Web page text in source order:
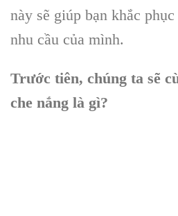
này sẽ giúp bạn khắc
nhu cầu của mình.
Trước tiên, chúng ta sẽ
che nắng là gì?